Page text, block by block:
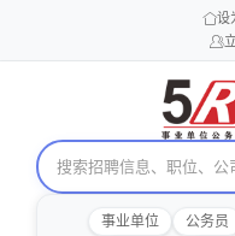
设
事业单位 公务员